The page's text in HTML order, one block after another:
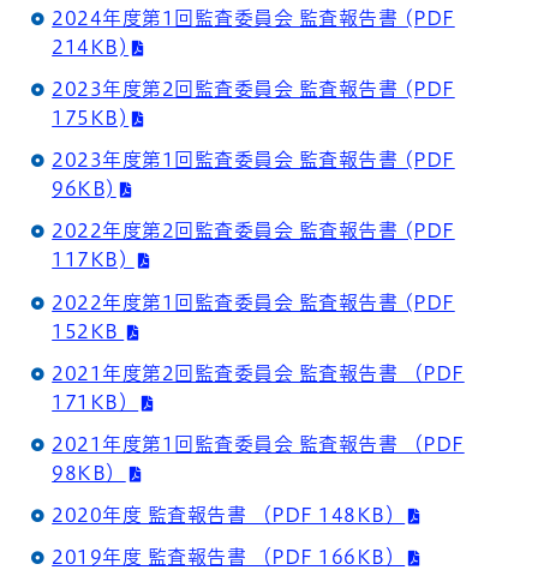
2024年度第1回監査委員会 監査報告書 (PDF
214KB)
2023年度第2回監査委員会 監査報告書 (PDF
175KB)
2023年度第1回監査委員会 監査報告書 (PDF
96KB)
2022年度第2回監査委員会 監査報告書 (PDF
117KB)
2022年度第1回監査委員会 監査報告書 (PDF
152KB
2021年度第2回監査委員会 監査報告書 （PDF
171KB）
2021年度第1回監査委員会 監査報告書 （PDF
98KB）
2020年度 監査報告書 （PDF 148KB）
2019年度 監査報告書 （PDF 166KB）